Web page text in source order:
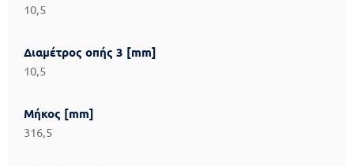
10,5
Διαμέτρος οπής 3 [mm]
10,5
Μήκος [mm]
316,5